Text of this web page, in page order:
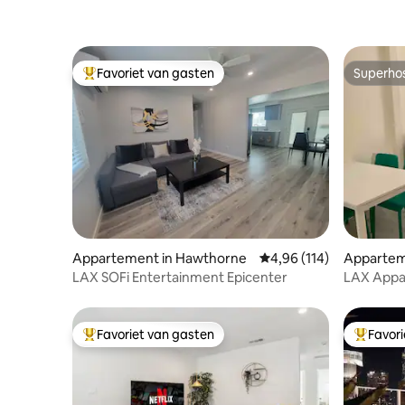
Topfavoriet van gasten
Favoriet van gasten
Appartement in Hawthorne Gemiddelde
4,96 (114)
LAX SOFi Entertainment Epicenter
LAX
Topfavoriet van gasten
Favoriet van gasten